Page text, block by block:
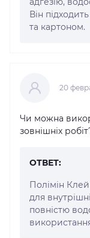
Він
та картоном.
20
Чи можна
зовнішніх
ОТВЕТ:
Полімін
для
повністю